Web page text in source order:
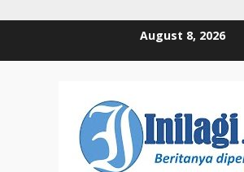
August 8, 2026